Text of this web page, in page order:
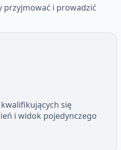
przyjmować i prowadzić
kwalifikujących się
i widok pojedynczego